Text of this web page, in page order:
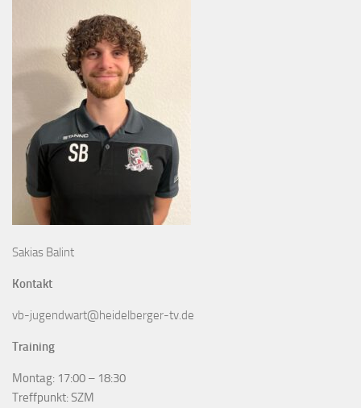
Sakias Balint
Kontakt
vb-jugendwart@heidelberger-tv.de
Training
Montag: 17:00 – 18:30
Treffpunkt: SZM